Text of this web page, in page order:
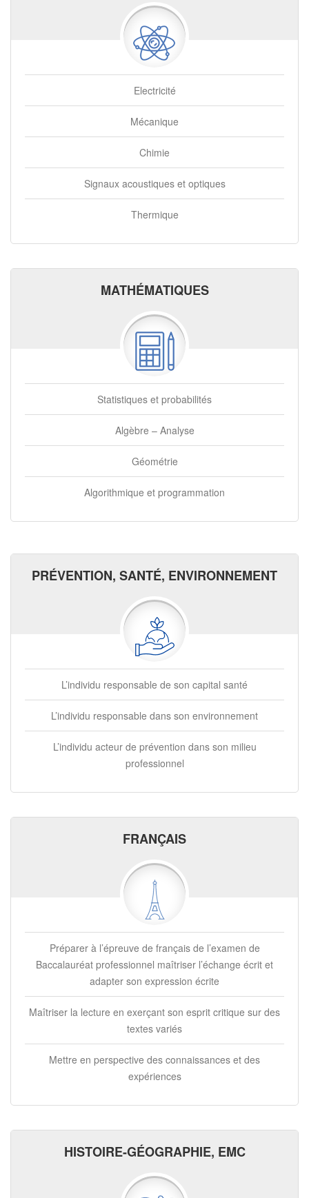
Electricité
Mécanique
Chimie
Signaux acoustiques et optiques
Thermique
MATHÉMATIQUES
Statistiques et probabilités
Algèbre – Analyse
Géométrie
Algorithmique et programmation
PRÉVENTION, SANTÉ, ENVIRONNEMENT
L’individu responsable de son capital santé
L’individu responsable dans son environnement
L’individu acteur de prévention dans son milieu
professionnel
FRANÇAIS
Préparer à l’épreuve de français de l’examen de
Baccalauréat professionnel maîtriser l’échange écrit et
adapter son expression écrite
Maîtriser la lecture en exerçant son esprit critique sur des
textes variés
Mettre en perspective des connaissances et des
expériences
HISTOIRE-GÉOGRAPHIE, EMC